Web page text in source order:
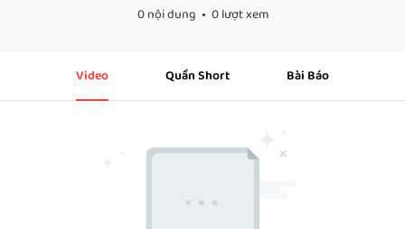
0 nội dung
0 lượt xem
Video Quần Short Bài Báo